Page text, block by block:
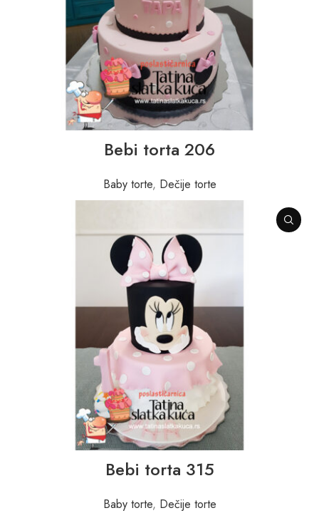
Bebi torta 206
Baby torte, Dečije torte
Bebi torta 315
Baby torte, Dečije torte